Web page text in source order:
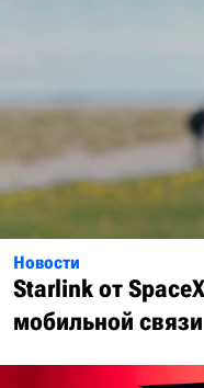
Новости
Starlink от
мобильной связи